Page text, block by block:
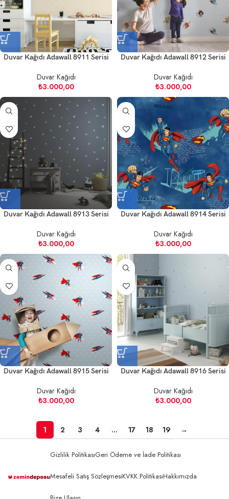
Duvar Kağıdı Adawall 8911 Serisi
Duvar Kağıdı
₺3.000,00
Duvar Kağıdı Adawall 8912 Serisi
Duvar Kağıdı
₺3.000,00
Duvar Kağıdı Adawall 8913 Serisi
Duvar Kağıdı
₺3.000,00
Duvar Kağıdı Adawall 8914 Serisi
Duvar Kağıdı
₺3.000,00
Duvar Kağıdı Adawall 8915 Serisi
Duvar Kağıdı
₺3.000,00
Duvar Kağıdı Adawall 8916 Serisi
Duvar Kağıdı
₺3.000,00
1 2 3 4 … 17 18 19 →
Gizlilik PolitikasıGeri Ödeme ve İade Politikası
Mesafeli Satış SözleşmesiKVKK PolitikasıHakkımızda